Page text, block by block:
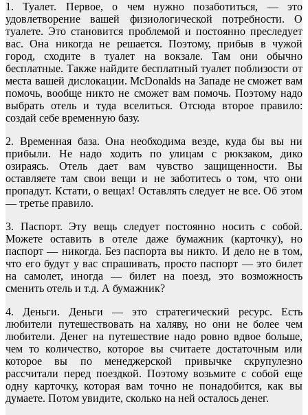
1. Туалет. Первое, о чем нужно позаботиться, ― это
удовлетворение вашей физиологической потребности. О
туалете. Это становится проблемой и постоянно преследует
вас. Она никогда не решается. Поэтому, прибыв в чужой
город, сходите в туалет на вокзале. Там они обычно
бесплатные. Также найдите бесплатный туалет поблизости от
места вашей дислокации. McDonalds на Западе не сможет вам
помочь, вообще никто не сможет вам помочь. Поэтому надо
выбрать отель и туда вселиться. Отсюда второе правило:
создай себе временную базу.
2. Временная база. Она необходима везде, куда бы вы ни
прибыли. Не надо ходить по улицам с рюкзаком, дико
озираясь. Отель дает вам чувство защищенности. Вы
оставляете там свои вещи и не заботитесь о том, что они
пропадут. Кстати, о вещах! Оставлять следует не все. Об этом
― третье правило.
3. Паспорт. Эту вещь следует постоянно носить с собой.
Можете оставить в отеле даже бумажник (карточку), но
паспорт ― никогда. Без паспорта вы никто. И дело не в том,
что его будут у вас спрашивать, просто паспорт ― это билет
на самолет, иногда ― билет на поезд, это возможность
сменить отель и т.д. А бумажник?
4. Деньги. Деньги ― это стратегический ресурс. Есть
любители путешествовать на халяву, но они не более чем
любители. Денег на путешествие надо ровно вдвое больше,
чем то количество, которое вы считаете достаточным или
которое вы по менеджерской привычке скрупулезно
рассчитали перед поездкой. Поэтому возьмите с собой еще
одну карточку, которая вам точно не понадобится, как вы
думаете. Потом увидите, сколько на ней осталось денег.